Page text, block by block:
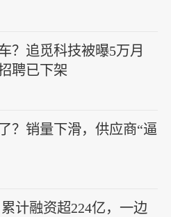
？追觅科技被曝5万月
聘已下架
？销量下滑，供应商“逼
计融资超224亿，一边